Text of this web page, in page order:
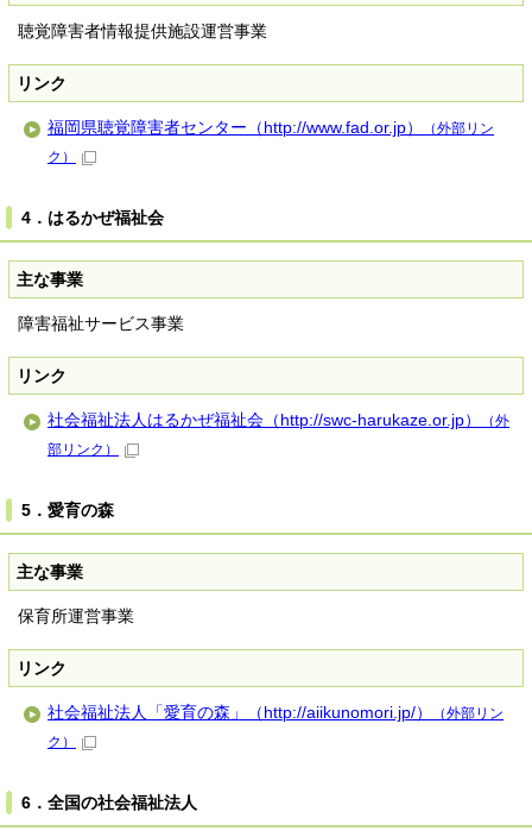
聴覚障害者情報提供施設運営事業
リンク
福岡県聴覚障害者センター（http://www.fad.or.jp）
（外部リン
ク）
4．はるかぜ福祉会
主な事業
障害福祉サービス事業
リンク
社会福祉法人はるかぜ福祉会（http://swc-harukaze.or.jp）
（外
部リンク）
5．愛育の森
主な事業
保育所運営事業
リンク
社会福祉法人「愛育の森」（http://aiikunomori.jp/）
（外部リン
ク）
6．全国の社会福祉法人